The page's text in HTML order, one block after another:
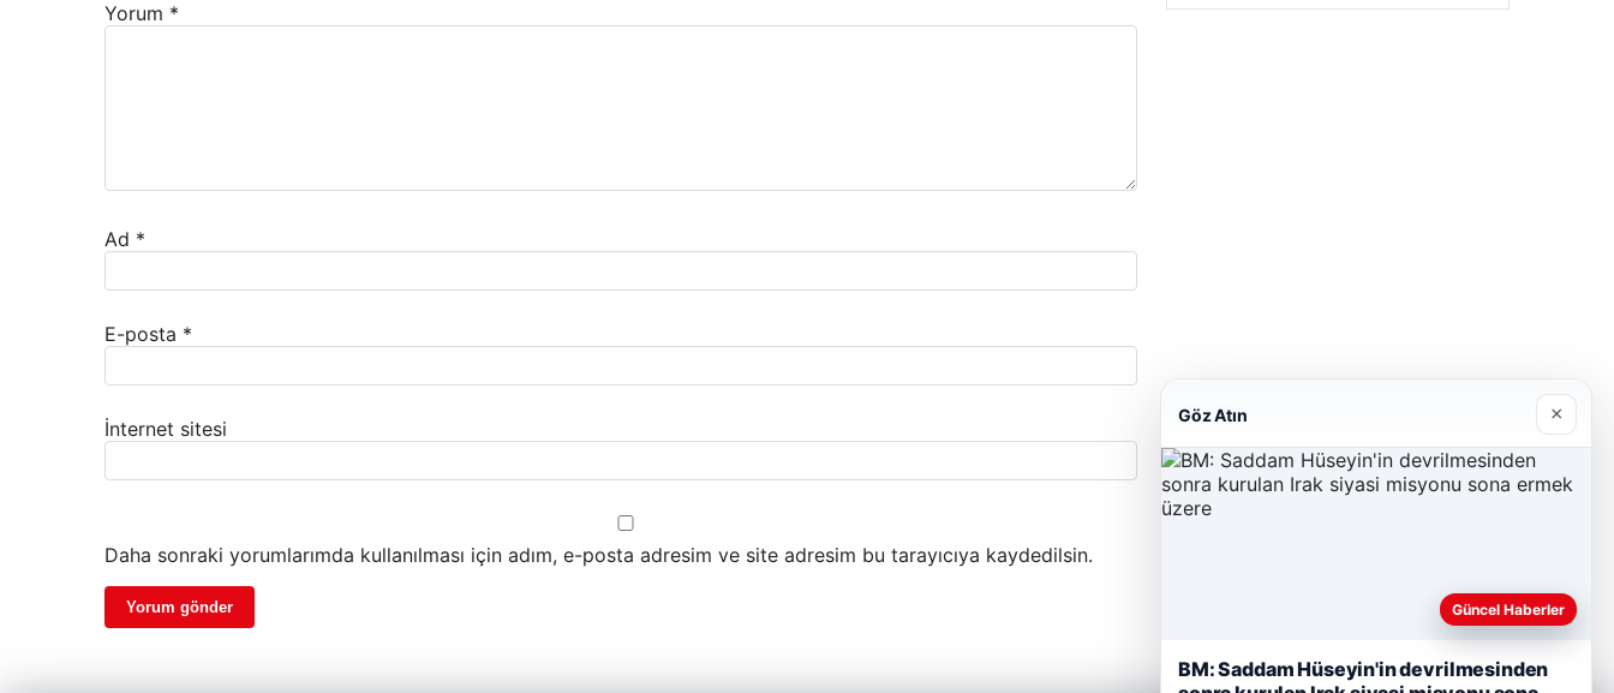
Yorum *
Ad *
E-posta *
İnternet sitesi
Daha sonraki yorumlarımda kullanılması için adım, e-posta adresim ve site adresim bu tarayıcıya kaydedilsin.
Göz Atın ×
Güncel Haberler
BM: Saddam Hüseyin'in devrilmesinden